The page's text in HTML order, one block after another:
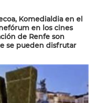
Komedialdia en el
en los cines
de Renfe son
se pueden disfrutar